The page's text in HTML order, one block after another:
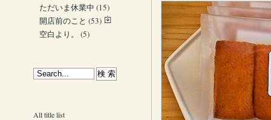
ただいま休業中 (15)
開店前のこと (53)
空白より。
(5)
All title list